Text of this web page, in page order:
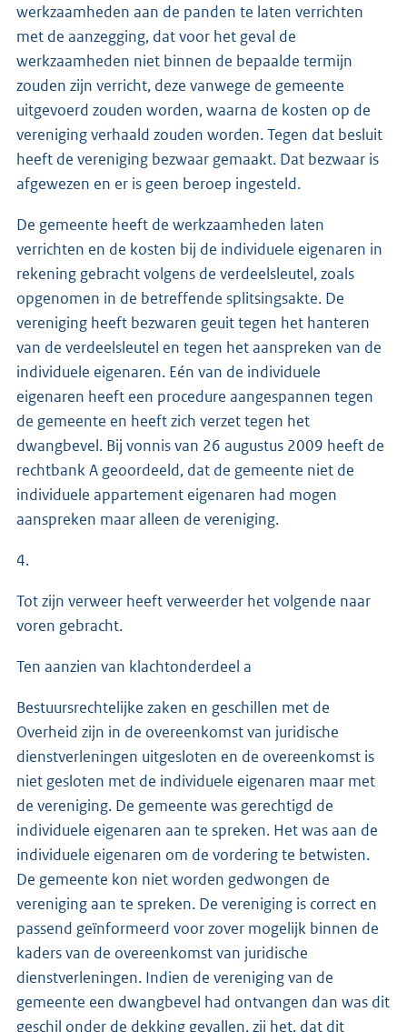
werkzaamheden aan de panden te laten verrichten
met de aanzegging, dat voor het geval de
werkzaamheden niet binnen de bepaalde termijn
zouden zijn verricht, deze vanwege de gemeente
uitgevoerd zouden worden, waarna de kosten op de
vereniging verhaald zouden worden. Tegen dat besluit
heeft de vereniging bezwaar gemaakt. Dat bezwaar is
afgewezen en er is geen beroep ingesteld.
De gemeente heeft de werkzaamheden laten
verrichten en de kosten bij de individuele eigenaren in
rekening gebracht volgens de verdeelsleutel, zoals
opgenomen in de betreffende splitsingsakte. De
vereniging heeft bezwaren geuit tegen het hanteren
van de verdeelsleutel en tegen het aanspreken van de
individuele eigenaren. Eén van de individuele
eigenaren heeft een procedure aangespannen tegen
de gemeente en heeft zich verzet tegen het
dwangbevel. Bij vonnis van 26 augustus 2009 heeft de
rechtbank A geoordeeld, dat de gemeente niet de
individuele appartement eigenaren had mogen
aanspreken maar alleen de vereniging.
4.
Tot zijn verweer heeft verweerder het volgende naar
voren gebracht.
Ten aanzien van klachtonderdeel a
Bestuursrechtelijke zaken en geschillen met de
Overheid zijn in de overeenkomst van juridische
dienstverleningen uitgesloten en de overeenkomst is
niet gesloten met de individuele eigenaren maar met
de vereniging. De gemeente was gerechtigd de
individuele eigenaren aan te spreken. Het was aan de
individuele eigenaren om de vordering te betwisten.
De gemeente kon niet worden gedwongen de
vereniging aan te spreken. De vereniging is correct en
passend geïnformeerd voor zover mogelijk binnen de
kaders van de overeenkomst van juridische
dienstverleningen. Indien de vereniging van de
gemeente een dwangbevel had ontvangen dan was dit
geschil onder de dekking gevallen, zij het, dat dit